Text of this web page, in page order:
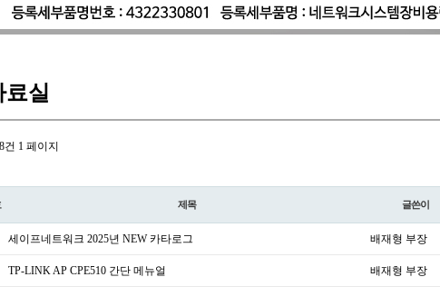
료실
건 1 페이지
제목 글쓴이
세이프네트워크 2025년 NEW 카타로그 배재형 부장
TP-LINK AP CPE510 간단 메뉴얼 배재형 부장